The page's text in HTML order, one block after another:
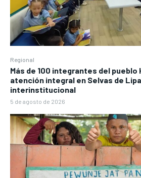
Regional
Más de 100 integrantes del
atención integral en Selvas de
interinstitucional
5 de agosto de 2026